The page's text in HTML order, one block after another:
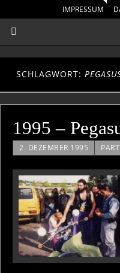
IMPRESSUM
SCHLAGWORT:
1995 –
2. DEZEMBER 1995